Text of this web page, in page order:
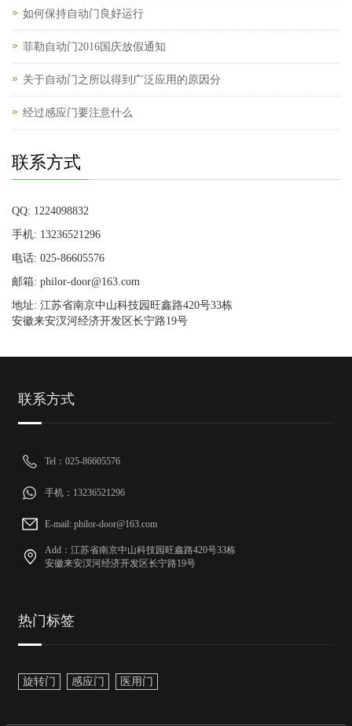
如何保持自动门良好运行
菲勒自动门2016国庆放假通知
关于自动门之所以得到广泛应用的原因分
经过感应门要注意什么
联系方式
QQ: 1224098832
手机: 13236521296
电话: 025-86605576
邮箱: philor-door@163.com
地址: 江苏省南京中山科技园旺鑫路420号33栋
安徽来安汊河经济开发区长宁路19号
联系方式
Tel：025-86605576
手机：13236521296
E-mail: philor-door@163.com
Add：江苏省南京中山科技园旺鑫路420号33栋
安徽来安汊河经济开发区长宁路19号
热门标签
旋转门 感应门 医用门